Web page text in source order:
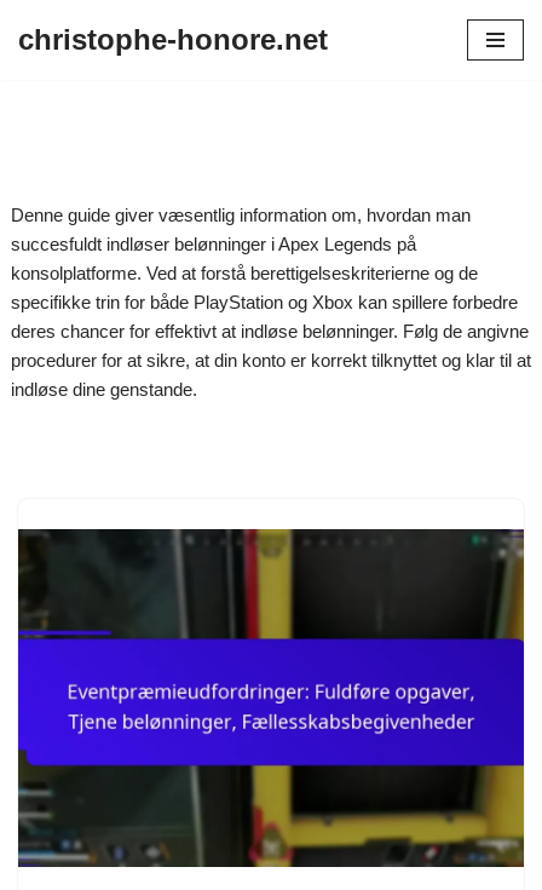
christophe-honore.net
Denne guide giver væsentlig information om, hvordan man
succesfuldt indløser belønninger i Apex Legends på
konsolplatforme. Ved at forstå berettigelseskriterierne og de
specifikke trin for både PlayStation og Xbox kan spillere forbedre
deres chancer for effektivt at indløse belønninger. Følg de angivne
procedurer for at sikre, at din konto er korrekt tilknyttet og klar til at
indløse dine genstande.